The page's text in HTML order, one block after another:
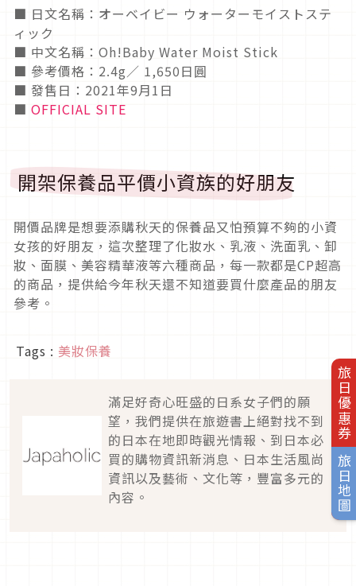
旅日優惠券
旅日地圖
■ 日文名稱：オーベイビー ウォーターモイストステ
ィック
■ 中文名稱：Oh!Baby Water Moist Stick
■ 參考價格：2.4g／ 1,650日圓
■ 發售日：2021年9月1日
■ OFFICIAL SITE
開架保養品平價小資族的好朋友
開價品牌是想要添購秋天的保養品又怕預算不夠的小資
女孩的好朋友，這次整理了化妝水、乳液、洗面乳、卸
妝、面膜、美容精華液等六種商品，每一款都是CP超高
的商品，提供給今年秋天還不知道要買什麼產品的朋友
參考。
Tags : 美妝保養
滿足好奇心旺盛的日系女子們的願
望，我們提供在旅遊書上絕對找不到
的日本在地即時觀光情報、到日本必
買的購物資訊新消息、日本生活風尚
資訊以及藝術、文化等，豐富多元的
內容。